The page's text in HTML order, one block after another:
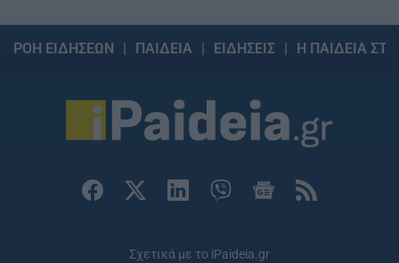
ΡΟΗ ΕΙΔΗΣΕΩΝ ΠΑΙΔΕΙΑ ΕΙΔΗΣΕΙΣ Η ΠΑΙΔΕΙΑ
Σχετικά με το iPaideia.gr